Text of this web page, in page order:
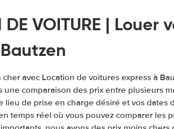
VOITURE | Louer
Bautzen
avec Location de voitures express à
comparaison des prix entre plusieurs
lieu de prise en charge désiré et vos dates
temps réel où vous pouvez comparer les